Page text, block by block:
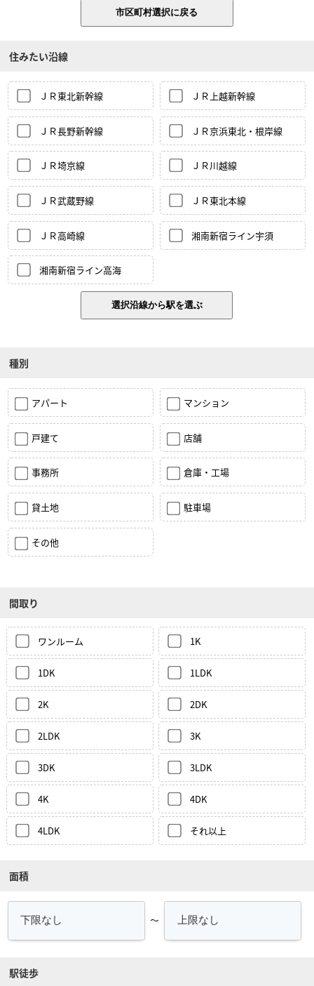
住みたい沿線
ＪＲ東北新幹線 ＪＲ上越新幹線
ＪＲ長野新幹線 ＪＲ京浜東北・根岸線
ＪＲ埼京線 ＪＲ川越線
ＪＲ武蔵野線 ＪＲ東北本線
ＪＲ高崎線 湘南新宿ライン宇須
湘南新宿ライン高海
種別
アパート マンション
戸建て 店舗
事務所 倉庫・工場
貸土地 駐車場
その他
間取り
ワンルーム 1K
1DK 1LDK
2K 2DK
2LDK 3K
3DK 3LDK
4K 4DK
4LDK それ以上
面積
～
駅徒歩